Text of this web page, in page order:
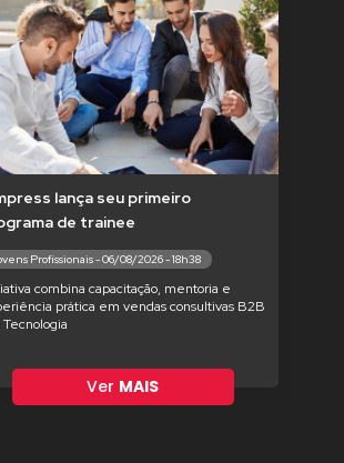
lança seu primeiro
de trainee
Profissionais - 06/08/2026 - 18h38
combina capacitação, mentoria e
prática em vendas consultivas B2B
Ver MAIS